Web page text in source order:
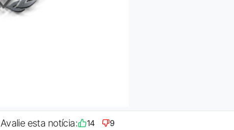
Avalie esta notícia: 14 9